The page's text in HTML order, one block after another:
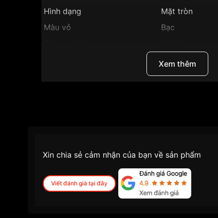
Hình dạng
Mặt tròn
Màu vỏ
Bạc
Giờ, phút, giây
8 mm
Xem thêm
Xin chia sẻ cảm nhận của bạn về sản phẩm
Viết đánh giá tại đây